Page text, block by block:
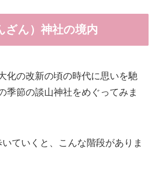
ざん）神社の境内
化の改新の頃の時代に思いを馳
季節の談山神社をめぐってみま
ていくと、こんな階段がありま